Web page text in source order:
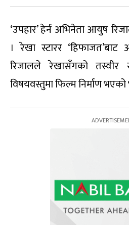
‘उपहार’ हेर्न अभिनेता आयुष
। रेखा स्टारर
रिजालले रेखासँगको
विषयवस्तुमा फिल्म निर्माण